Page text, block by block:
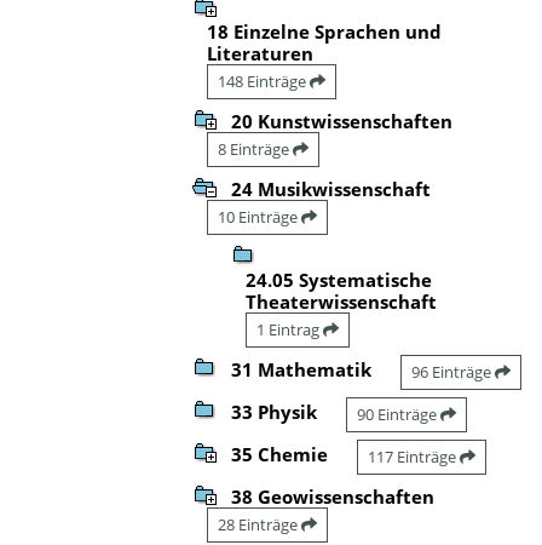
18 Einzelne Sprachen und
Literaturen
148 Einträge
20 Kunstwissenschaften
8 Einträge
24 Musikwissenschaft
10 Einträge
24.05 Systematische
Theaterwissenschaft
1 Eintrag
31 Mathematik 96 Einträge
33 Physik 90 Einträge
35 Chemie 117 Einträge
38 Geowissenschaften
28 Einträge